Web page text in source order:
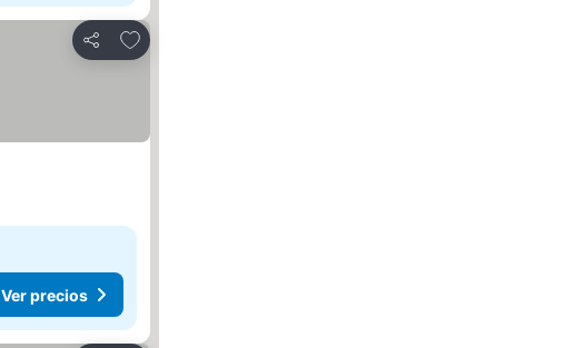
Compartir
Agregar a favoritos
Ver precios